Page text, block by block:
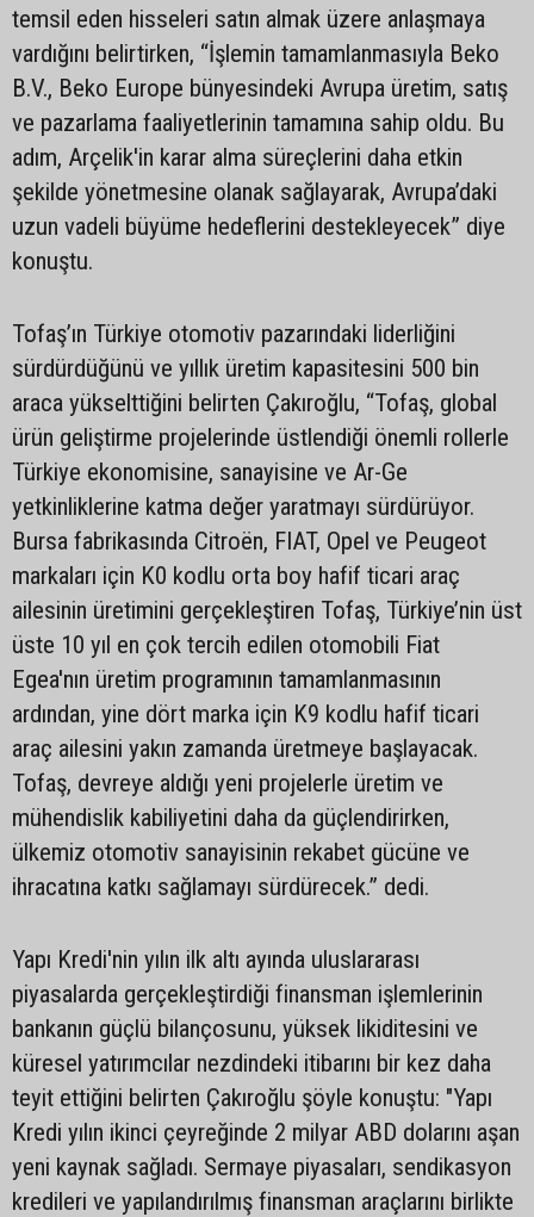
temsil eden hisseleri satın almak üzere anlaşmaya
vardığını belirtirken, “İşlemin tamamlanmasıyla Beko
B.V., Beko Europe bünyesindeki Avrupa üretim, satış
ve pazarlama faaliyetlerinin tamamına sahip oldu. Bu
adım, Arçelik'in karar alma süreçlerini daha etkin
şekilde yönetmesine olanak sağlayarak, Avrupa’daki
uzun vadeli büyüme hedeflerini destekleyecek” diye
konuştu.
Tofaş’ın Türkiye otomotiv pazarındaki liderliğini
sürdürdüğünü ve yıllık üretim kapasitesini 500 bin
araca yükselttiğini belirten Çakıroğlu, “Tofaş, global
ürün geliştirme projelerinde üstlendiği önemli rollerle
Türkiye ekonomisine, sanayisine ve Ar-Ge
yetkinliklerine katma değer yaratmayı sürdürüyor.
Bursa fabrikasında Citroën, FIAT, Opel ve Peugeot
markaları için K0 kodlu orta boy hafif ticari araç
ailesinin üretimini gerçekleştiren Tofaş, Türkiye’nin üst
üste 10 yıl en çok tercih edilen otomobili Fiat
Egea'nın üretim programının tamamlanmasının
ardından, yine dört marka için K9 kodlu hafif ticari
araç ailesini yakın zamanda üretmeye başlayacak.
Tofaş, devreye aldığı yeni projelerle üretim ve
mühendislik kabiliyetini daha da güçlendirirken,
ülkemiz otomotiv sanayisinin rekabet gücüne ve
ihracatına katkı sağlamayı sürdürecek.” dedi.
Yapı Kredi'nin yılın ilk altı ayında uluslararası
piyasalarda gerçekleştirdiği finansman işlemlerinin
bankanın güçlü bilançosunu, yüksek likiditesini ve
küresel yatırımcılar nezdindeki itibarını bir kez daha
teyit ettiğini belirten Çakıroğlu şöyle konuştu: "Yapı
Kredi yılın ikinci çeyreğinde 2 milyar ABD dolarını aşan
yeni kaynak sağladı. Sermaye piyasaları, sendikasyon
kredileri ve yapılandırılmış finansman araçlarını birlikte